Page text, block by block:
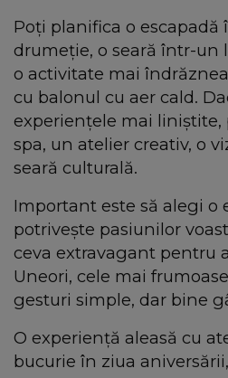
Poți planifica o escapadă
drumeție, o seară într-un
o activitate mai
cu balonul cu aer cald.
experiențele mai liniștite,
spa, un atelier creativ, o
seară culturală.
Important este să alegi o
potrivește pasiunilor
ceva extravagant pentru
Uneori, cele mai
gesturi simple, dar bine
O experiență aleasă cu
bucurie în ziua